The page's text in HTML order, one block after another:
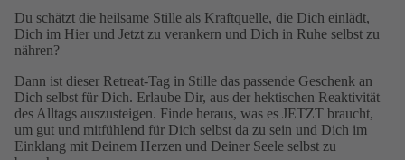
Du schätzt die heilsame Stille als Kraftquelle, die Dich einlädt,
Dich im Hier und Jetzt zu verankern und Dich in Ruhe selbst zu
nähren?
Dann ist dieser Retreat-Tag in Stille das passende Geschenk an
Dich selbst für Dich. Erlaube Dir, aus der hektischen Reaktivität
des Alltags auszusteigen. Finde heraus, was es JETZT braucht,
um gut und mitfühlend für Dich selbst da zu sein und Dich im
Einklang mit Deinem Herzen und Deiner Seele selbst zu